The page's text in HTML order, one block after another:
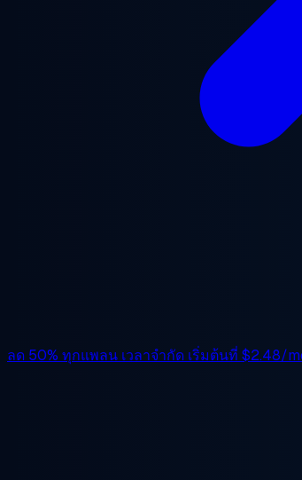
ลด 50% ทุกแพลน เวลาจำกัด เริ่มต้นที่ $2.48/